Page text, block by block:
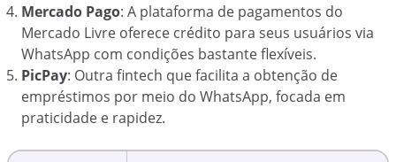
Mercado Pago: A plataforma de pagamentos do
Mercado Livre oferece crédito para seus usuários via
WhatsApp com condições bastante flexíveis.
PicPay: Outra fintech que facilita a obtenção de
empréstimos por meio do WhatsApp, focada em
praticidade e rapidez.